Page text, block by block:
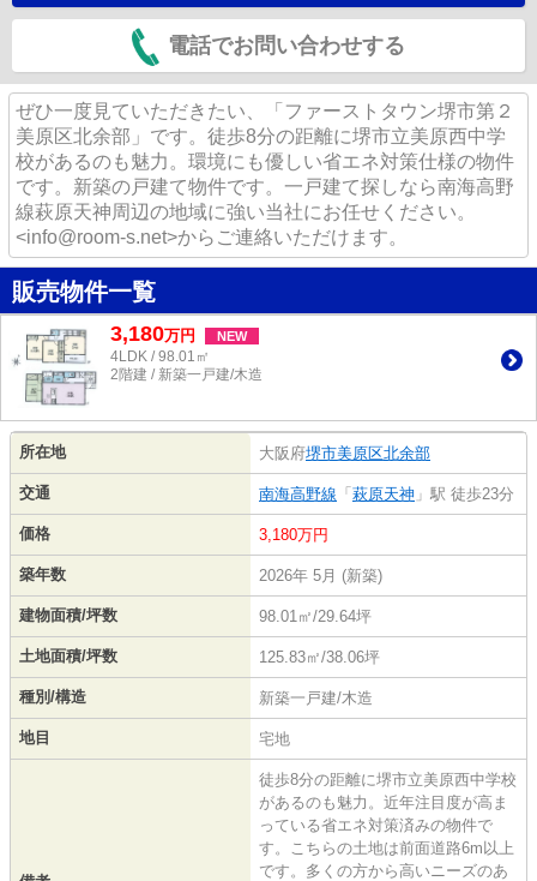
電話でお問い合わせする
ぜひ一度見ていただきたい、「ファーストタウン堺市第２
美原区北余部」です。徒歩8分の距離に堺市立美原西中学
校があるのも魅力。環境にも優しい省エネ対策仕様の物件
です。新築の戸建て物件です。一戸建て探しなら南海高野
線萩原天神周辺の地域に強い当社にお任せください。
<info@room-s.net>からご連絡いただけます。
販売物件一覧
3,180万円 NEW
4LDK / 98.01㎡
2階建 / 新築一戸建/木造
所在地 大阪府堺市美原区北余部
交通 南海高野線 「 萩原天神 」駅 徒歩23分
価格 3,180万円
築年数 2026年 5月 (新築)
建物面積/坪数 98.01㎡/29.64坪
土地面積/坪数 125.83㎡/38.06坪
種別/構造 新築一戸建/木造
地目 宅地
徒歩8分の距離に堺市立美原西中学校
があるのも魅力。近年注目度が高ま
っている省エネ対策済みの物件で
す。こちらの土地は前面道路6m以上
です。多くの方から高いニーズのあ